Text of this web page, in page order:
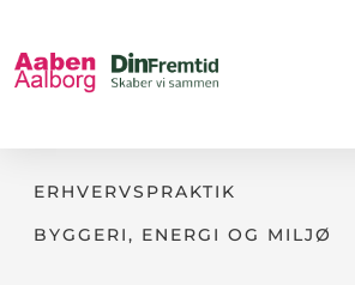
ERHVERVSPRAKTIK
BYGGERI, ENERGI OG MILJØ